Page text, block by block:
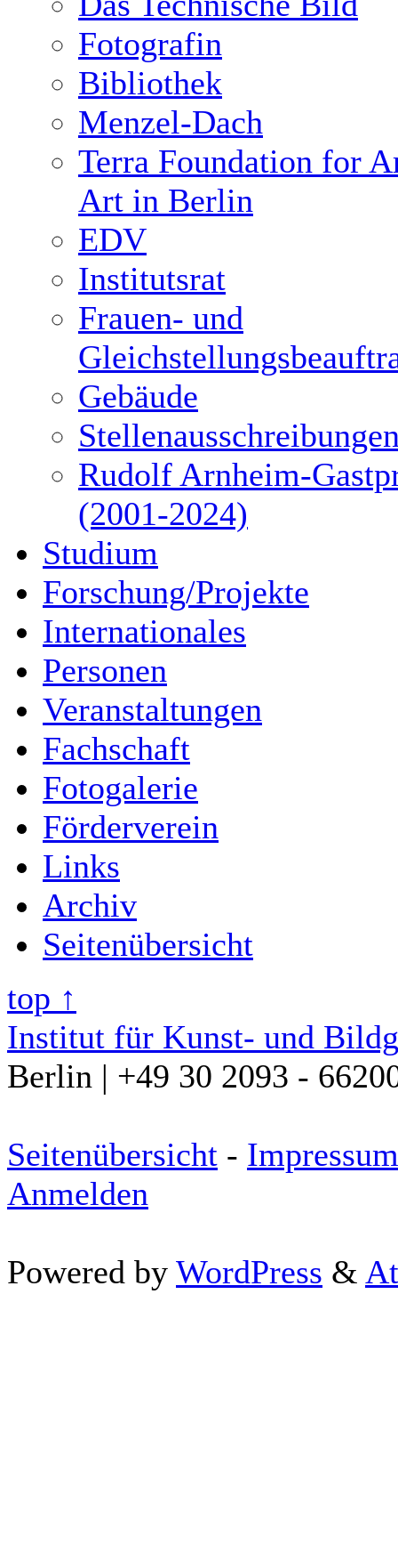
Fotografin
Bibliothek
Menzel-Dach
Terra Foundation for
Art in Berlin
EDV
Institutsrat
Frauen- und
Gebäude
Rudolf Arnheim-
(2001-2024)
Studium
Forschung/Projekte
Internationales
Personen
Veranstaltungen
Fachschaft
Fotogalerie
Förderverein
Links
Archiv
Seitenübersicht
top ↑
Institut für Kunst- und
Berlin | +49 30 2093 -
Seitenübersicht - Impressum
Anmelden
Powered by WordPress &